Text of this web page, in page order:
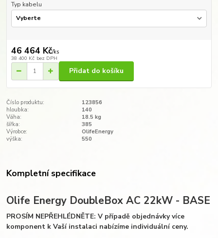
Typ kabelu
46 464 Kč/ks
38 400 Kč bez DPH
Přidat do košíku
Číslo produktu:
123856
hloubka:
140
Váha:
18.5 kg
šířka:
385
Výrobce:
OlifeEnergy
výška:
550
Kompletní specifikace
Olife Energy DoubleBox AC 22kW - BASE
PROSÍM NEPŘEHLÉDNĚTE: V případě objednávky více
komponent k Vaší instalaci nabízíme individuální ceny.